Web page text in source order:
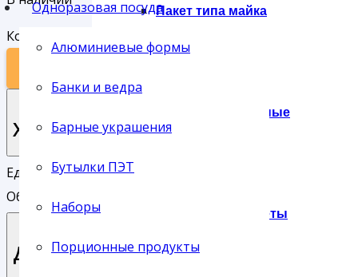
Пакет типа майка
Пакеты фасовочные
Подарочные пакеты
Одноразовая посуда
Алюминиевые формы
Банки и ведра
Барные украшения
Бутылки ПЭТ
Наборы
Порционные продукты
Количество товара 2-СЛ Стакан 300 мл WAFFLE KRAFT
Характеристики
Единица хранения:шт
Объем (мл):
Доставка